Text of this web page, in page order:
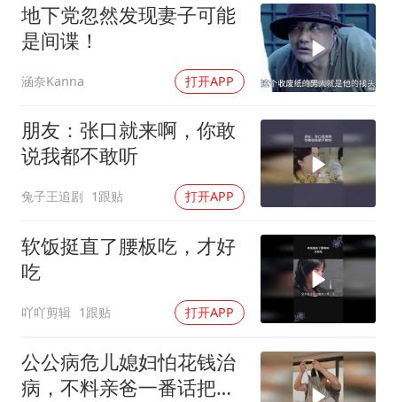
香港宏福苑火灾或由烟头引起
西贝创始人贾国龙押注鲜羊赛道
几元成本 千万市值蒸发
人民的健康、体质、幸福一脉相承
地下党忽然发现妻子可能
是间谍！
涵奈Kanna 打开APP
朋友：张口就来啊，你敢
说我都不敢听
兔子王追剧 1跟贴 打开APP
软饭挺直了腰板吃，才好
吃
吖吖剪辑 1跟贴 打开APP
公公病危儿媳妇怕花钱治
病，不料亲爸一番话把女